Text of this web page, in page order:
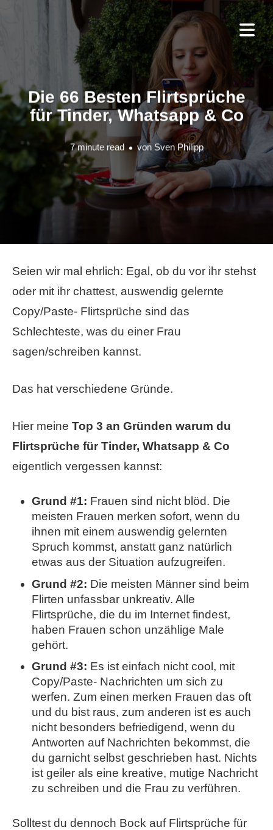
Die 66 Besten Flirtsprüche
für Tinder, Whatsapp & Co
7 minute read von Sven Philipp
Seien wir mal ehrlich: Egal, ob du vor ihr stehst
oder mit ihr chattest, auswendig gelernte
Copy/Paste- Flirtsprüche sind das
Schlechteste, was du einer Frau
sagen/schreiben kannst.
Das hat verschiedene Gründe.
Hier meine Top 3 an Gründen warum du
Flirtsprüche für Tinder, Whatsapp & Co
eigentlich vergessen kannst:
Grund #1: Frauen sind nicht blöd. Die
meisten Frauen merken sofort, wenn du
ihnen mit einem auswendig gelernten
Spruch kommst, anstatt ganz natürlich
etwas aus der Situation aufzugreifen.
Grund #2: Die meisten Männer sind beim
Flirten unfassbar unkreativ. Alle
Flirtsprüche, die du im Internet findest,
haben Frauen schon unzählige Male
gehört.
Grund #3: Es ist einfach nicht cool, mit
Copy/Paste- Nachrichten um sich zu
werfen. Zum einen merken Frauen das oft
und du bist raus, zum anderen ist es auch
nicht besonders befriedigend, wenn du
Antworten auf Nachrichten bekommst, die
du garnicht selbst geschrieben hast. Nichts
ist geiler als eine kreative, mutige Nachricht
zu schreiben und die Frau zu verführen.
Solltest du dennoch Bock auf Flirtsprüche für